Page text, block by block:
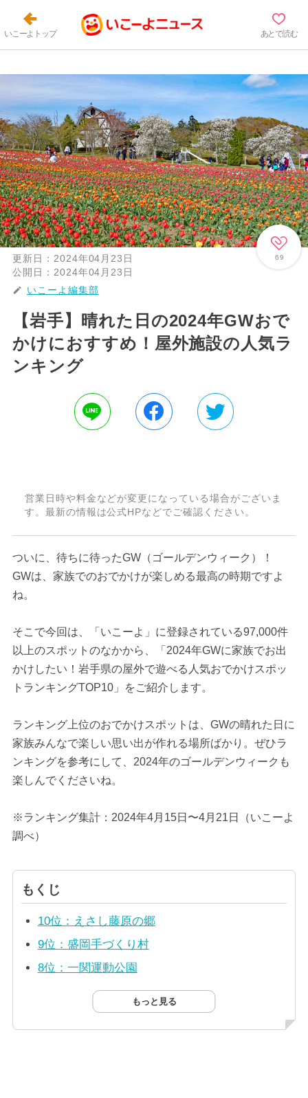
いこーよトップ あとで読む
69
更新日： 2024年04月23日
公開日： 2024年04月23日
いこーよ編集部
【岩手】晴れた日の2024年GWおで
かけにおすすめ！屋外施設の人気ラ
ンキング
営業日時や料金などが変更になっている場合がございま
す。最新の情報は公式HPなどでご確認ください。
ついに、待ちに待ったGW（ゴールデンウィーク）！
GWは、家族でのおでかけが楽しめる最高の時期ですよ
ね。
そこで今回は、「いこーよ」に登録されている97,000件
以上のスポットのなかから、「2024年GWに家族でお出
かけしたい！岩手県の屋外で遊べる人気おでかけスポッ
トランキングTOP10」をご紹介します。
ランキング上位のおでかけスポットは、GWの晴れた日に
家族みんなで楽しい思い出が作れる場所ばかり。ぜひラ
ンキングを参考にして、2024年のゴールデンウィークも
楽しんでくださいね。
※ランキング集計：2024年4月15日〜4月21日（いこーよ
調べ）
もくじ
10位：えさし藤原の郷
9位：盛岡手づくり村
8位：一関運動公園
もっと見る